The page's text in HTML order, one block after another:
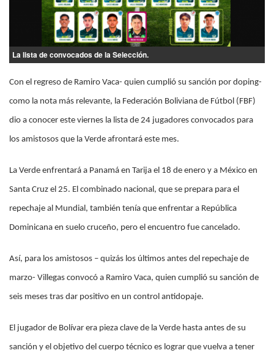
La lista de convocados de la Selección.
Con el regreso de Ramiro Vaca- quien cumplió su sanción por doping-
como la nota más relevante, la Federación Boliviana de Fútbol (FBF)
dio a conocer este viernes la lista de 24 jugadores convocados para
los amistosos que la Verde afrontará este mes.
La Verde enfrentará a Panamá en Tarija el 18 de enero y a México en
Santa Cruz el 25. El combinado nacional, que se prepara para el
repechaje al Mundial, también tenía que enfrentar a República
Dominicana en suelo cruceño, pero el encuentro fue cancelado.
Así, para los amistosos – quizás los últimos antes del repechaje de
marzo- Villegas convocó a Ramiro Vaca, quien cumplió su sanción de
seis meses tras dar positivo en un control antidopaje.
El jugador de Bolívar era pieza clave de la Verde hasta antes de su
sanción y el objetivo del cuerpo técnico es lograr que vuelva a tener